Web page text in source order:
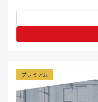
プレミアム